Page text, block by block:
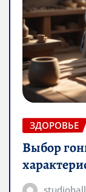
ЗДОРОВЬЕ
Выбор